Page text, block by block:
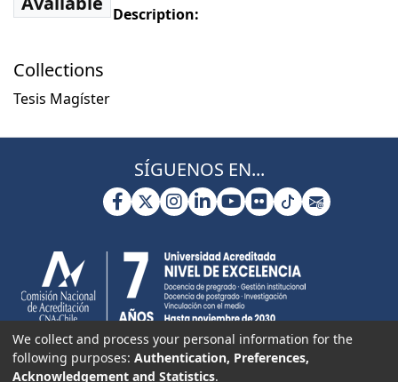
Description:
Collections
Tesis Magíster
SÍGUENOS EN...
We collect and process your personal information for the
following purposes: Authentication, Preferences,
Acknowledgement and Statistics.